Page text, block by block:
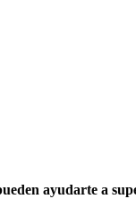
ayudarte a